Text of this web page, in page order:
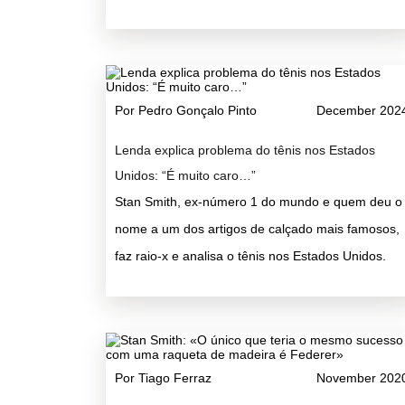
Por Pedro Gonçalo Pinto December
Lenda explica problema do tênis nos Estados
Unidos: “É muito caro…”
Stan Smith, ex-número 1 do mundo e quem deu o
nome a um dos artigos de calçado mais famosos,
faz raio-x e analisa o tênis nos Estados Unidos.
Por Tiago Ferraz November